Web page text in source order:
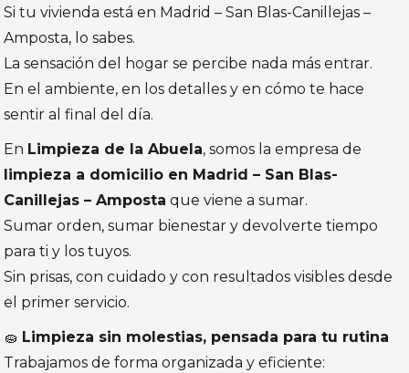
Si tu vivienda está en Madrid – San Blas-Canillejas –
Amposta, lo sabes.
La sensación del hogar se percibe nada más entrar.
En el ambiente, en los detalles y en cómo te hace
sentir al final del día.
En Limpieza de la Abuela, somos la empresa de
limpieza a domicilio en Madrid – San Blas-
Canillejas – Amposta que viene a sumar.
Sumar orden, sumar bienestar y devolverte tiempo
para ti y los tuyos.
Sin prisas, con cuidado y con resultados visibles desde
el primer servicio.
🧽 Limpieza sin molestias, pensada para tu rutina
Trabajamos de forma organizada y eficiente: